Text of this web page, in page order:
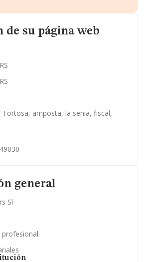
general
Sl
profesional
y registral complementaria.
página web
su página web
Tortosa, amposta, la senia, fiscal,